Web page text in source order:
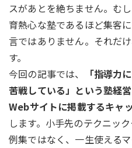
スがあとを絶ちません。む
育熱心な塾であるほど集客
言ではありません。それだけ
す。
今回の記事では、
「指導力
苦戦している」という塾経
Webサイトに掲載するキャ
します。小手先のテクニッ
例集ではなく、一生使える